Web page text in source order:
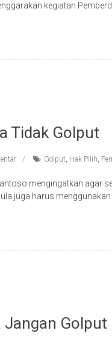
kegiatan
Tidak Golput
Golput, Hak Pilih,
mengingatkan agar
juga harus menggunakan
Jangan Golput